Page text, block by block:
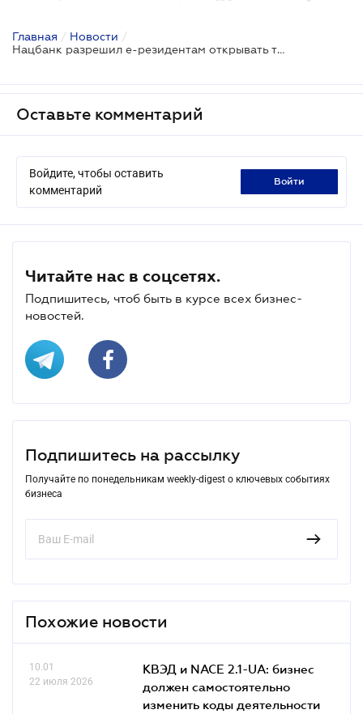
Главная / Новости /
Нацбанк разрешил е-резидентам открывать текущие счета в банке
Оставьте комментарий
Войдите, чтобы оставить
комментарий
войти
Читайте нас в соцсетях.
Подпишитесь, чтоб быть в курсе всех бизнес-
новостей.
Подпишитесь на рассылку
Получайте по понедельникам weekly-digest о ключевых событиях
бизнеса
Похожие новости
10.01
22 июля 2026
КВЭД и NACE 2.1-UA: бизнес
должен самостоятельно
изменить коды деятельности